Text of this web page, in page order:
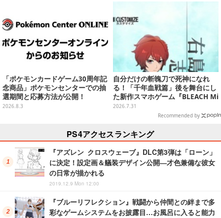
「ポケモンカードゲーム30周年記
念商品」ポケモンセンターでの抽
選期間と応募方法が公開！
2026.8.3
自分だけの斬魄刀で死神になれ
る！「千年血戦篇」後を舞台にし
た新作スマホゲーム『BLEACH Mi
rrors High』クローズドβテスト
2026.7.31
Recommended by
PS4アクセスランキング
『アズレン クロスウェーブ』DLC第3弾は「ローン」
に決定！設定画＆艤装デザイン公開―才色兼備な彼女
の日常が描かれる
2019.12.9 Mon 12:00
『ブルーリフレクション』戦闘から仲間との絆まで多
彩なゲームシステムをお披露目…お風呂に入ると能力